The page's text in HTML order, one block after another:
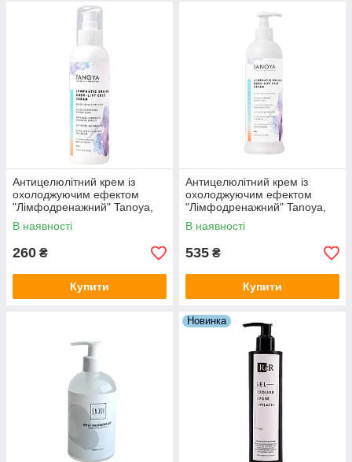
Антицелюлітний крем із
охолоджуючим ефектом
"Лімфодренажний" Tanoya,
200 мл
В наявності
260 ₴
Купити
Антицелюлітний крем із
охолоджуючим ефектом
"Лімфодренажний" Tanoya,
500 мл
В наявності
535 ₴
Купити
Новинка